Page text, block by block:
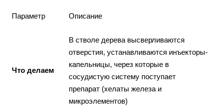
Параметр Описание
Что делаем
В стволе дерева высверливаются
отверстия, устанавливаются инъекторы-
капельницы, через которые в
сосудистую систему поступает
препарат (хелаты железа и
микроэлементов)